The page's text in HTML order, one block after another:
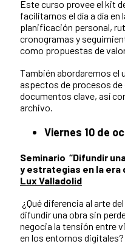
Este curso provee el kit
facilitarnos el día a día en
planificación personal,
cronogramas y
como propuestas de
También abordaremos el
aspectos de procesos
documentos clave, así
archivo.
Viernes 10 de
Seminario “Difundir
y estrategias en la era
Lux Valladolid
¿Qué diferencia al arte
difundir una obra sin
negocia la tensión entre
en los entornos digitales?